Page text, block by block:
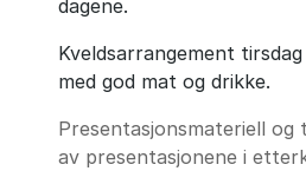
dagene.
Kveldsarrangement
med god mat og drikke.
Presentasjonsmateriell og
av presentasjonene i